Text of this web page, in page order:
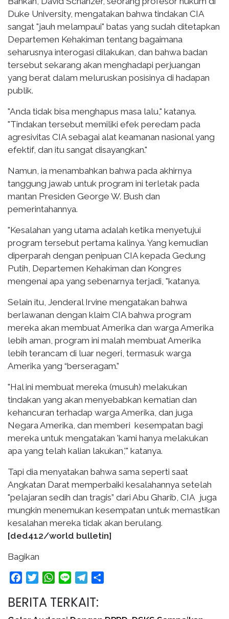
Duke University, mengatakan bahwa tindakan CIA
sangat "jauh melampaui" batas yang sudah ditetapkan
Departemen Kehakiman tentang bagaimana
seharusnya interogasi dilakukan, dan bahwa badan
tersebut sekarang akan menghadapi perjuangan
yang berat dalam meluruskan posisinya di hadapan
publik.
"Anda tidak bisa menghapus masa lalu," katanya.
"Tindakan tersebut memiliki efek peredam pada
agresivitas CIA sebagai alat keamanan nasional yang
efektif, dan itu sangat disayangkan."
Namun, ia menambahkan bahwa pada akhirnya
tanggung jawab untuk program ini terletak pada
mantan Presiden George W. Bush dan
pemerintahannya.
"Kesalahan yang utama adalah ketika menyetujui
program tersebut pertama kalinya. Yang kemudian
diperparah dengan penipuan CIA kepada Gedung
Putih, Departemen Kehakiman dan Kongres
mengenai apa yang sebenarnya terjadi, "katanya.
Selain itu, Jenderal Irvine mengatakan bahwa
berlawanan dengan klaim CIA bahwa program
mereka akan membuat Amerika dan warga Amerika
lebih aman, program ini malah membuat Amerika
lebih terancam di luar negeri, termasuk warga
Amerika yang “berseragam.”
"Hal ini membuat mereka (musuh) melakukan
tindakan yang akan menyebabkan kematian dan
kehancuran terhadap warga Amerika, dan juga
Negara Amerika, dan memberi kesempatan bagi
mereka untuk mengatakan 'kami hanya melakukan
apa yang telah kalian lakukan,'" katanya.
Tapi dia menyatakan bahwa sama seperti saat
Angkatan Darat memperbaiki kesalahannya setelah
"pelajaran sedih dan tragis” dari Abu Gharib, CIA juga
mungkin menemukan kesempatan untuk memastikan
kesalahan mereka tidak akan berulang.
[ded412/world bulletin]
Bagikan
FacebookTwitterWhatsApp
Line Telegram
BERITA TERKAIT: